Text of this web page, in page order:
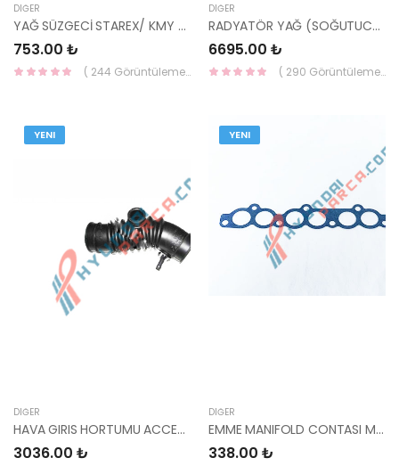
DIĞER
YAĞ SÜZGECİ STAREX/ KMY CRDİ 26200-4A001-HMC
753.00 ₺
( 244 Görüntüleme )
DIĞER
RADYATÖR YAĞ (SOĞUTUCU) H-100 MİNİBÜS 97-06 26400-43152-YS
6695.00 ₺
( 290 Görüntüleme )
YENI
DIĞER
HAVA GIRIS HORTUMU ACCENT 28138-22653-HMC
3036.00 ₺
YENI
DIĞER
EMME MANIFOLD CONTASI MATRİX 28355-2A101-KORE
338.00 ₺